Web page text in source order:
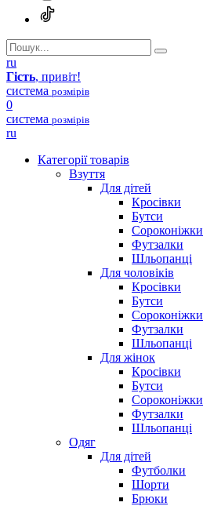
ru
Гість, привіт!
система розмірів
0
система розмірів
ru
Категорії товарів
Взуття
Для дітей
Кросівки
Бутси
Сороконіжки
Футзалки
Шльопанці
Для чоловіків
Кросівки
Бутси
Сороконіжки
Футзалки
Шльопанці
Для жінок
Кросівки
Бутси
Сороконіжки
Футзалки
Шльопанці
Одяг
Для дітей
Футболки
Шорти
Брюки